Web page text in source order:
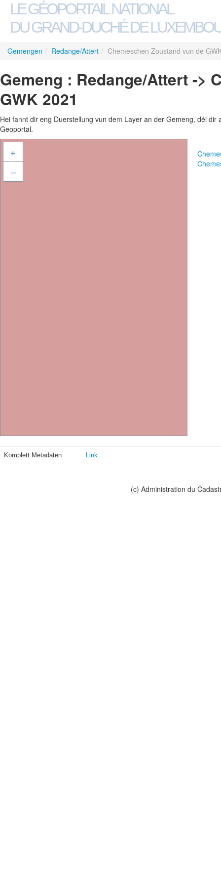
LE GÉOPORTAIL NATIONAL
DU GRAND-DUCHÉ DE
Gemengen / Redange/Attert / Chemeschen Zoustand vun de
Gemeng : Redange/Attert ->
GWK 2021
Hei fannt dir eng Duerstellung vun dem Layer an der Gemeng, déi
Geoportal.
+
–
Komplett Metadaten Link
(c) Administration du